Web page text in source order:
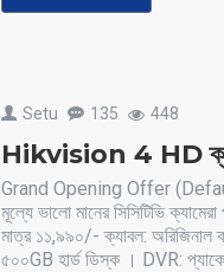
Setu 135 448
Hikvision 4 HD
Grand Opening Offer
মূল্যে ভালো মানের সিসিটিভি
মাত্র ১১,৯৯০/- ক্যাবল: অরিজিনাল
৫০০GB হার্ড ডিস্ক । DVR: